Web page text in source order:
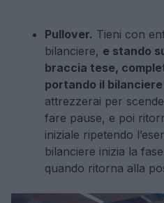
Pullover. Tieni con
bilanciere, e stando
braccia tese,
portando il
attrezzerai per
fare pause, e poi
iniziale ripetendo
bilanciere inizia la
quando ritorna alla